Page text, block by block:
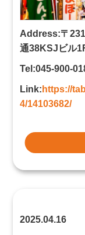
Address:〒
通38KSJビル
Tel:045-900-
Link: https://
4/14103682/
2025.04.16